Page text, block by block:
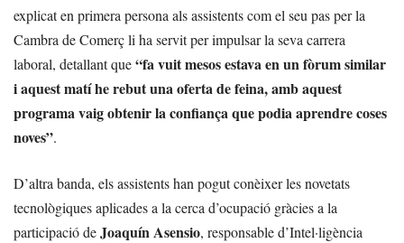
explicat en primera persona als assistents com el seu pas per la
Cambra de Comerç li ha servit per impulsar la seva carrera
laboral, detallant que“fa vuit mesos estava en un fòrum similar
i aquest matí he rebut una oferta de feina, amb aquest
programa vaig obtenir la confiança que podia aprendre coses
noves”.
D’altra banda, els assistents han pogut conèixer les novetats
tecnològiques aplicades a la cerca d’ocupació gràcies a la
participació deJoaquín Asensio, responsable d’Intel·ligència